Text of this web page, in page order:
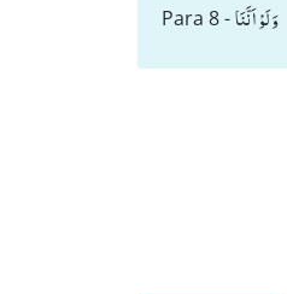
Para 8 -وَ لَوْ اَنَّنَا